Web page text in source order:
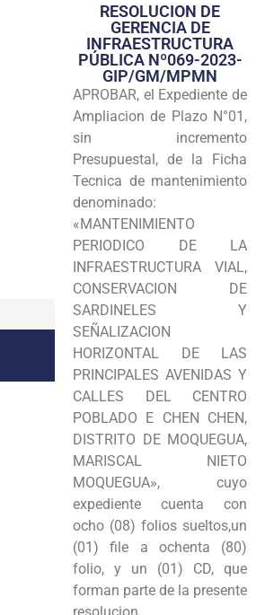
Transparencia
Seguridad
Programas
Intranet
RESOLUCION DE
GERENCIA DE
INFRAESTRUCTURA
PÚBLICA Nº069-2023-
GIP/GM/MPMN
APROBAR, el Expediente de
Ampliacion de Plazo N°01,
sin incremento
Presupuestal, de la Ficha
Tecnica de mantenimiento
denominado:
«MANTENIMIENTO
PERIODICO DE LA
INFRAESTRUCTURA VIAL,
CONSERVACION DE
SARDINELES Y
SEÑALIZACION
HORIZONTAL DE LAS
PRINCIPALES AVENIDAS Y
CALLES DEL CENTRO
POBLADO E CHEN CHEN,
DISTRITO DE MOQUEGUA,
MARISCAL NIETO
MOQUEGUA», cuyo
expediente cuenta con
ocho (08) folios sueltos,un
(01) file a ochenta (80)
folio, y un (01) CD, que
forman parte de la presente
resolucion.